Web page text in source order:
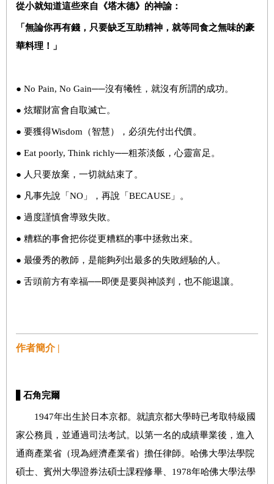
從小就知道這些來自《塔木德》的神諭：
「無論你再有錢，只要缺乏互助精神，就等同食之無味的豪
華料理！」
● No Pain, No Gain──沒有犧牲，就沒有所謂的成功。
● 炫耀財富會自取滅亡。
● 要獲得Wisdom（智慧），必須先付出代價。
● Eat poorly, Think richly──粗茶淡飯，心靈富足。
● 人只要放棄，一切就結束了。
● 凡事先說「NO」，再說「BECAUSE」。
● 過度謹慎會導致失敗。
● 糟糕的事會把你從更糟糕的事中拯救出來。
● 最優秀的教師，是能夠列出最多的失敗經驗的人。
● 舌頭前方有幸福──即便是要與神談判，也不能退讓。
作者簡介 |
石角完爾
1947年出生於日本京都。就讀京都大學時已考取特級國
家公務員，並通過司法考試。以第一名的成績畢業後，進入
通商產業省（現為經濟產業省）擔任律師。哈佛大學法學院
碩士、賓州大學證券法碩士課程修畢、1978年哈佛大學法學